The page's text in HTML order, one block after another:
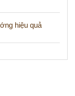
hiệu quả